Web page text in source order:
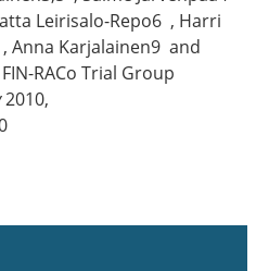
Leirisalo-Repo6 , Harri
Anna Karjalainen9 and
RACo Trial Group
2010,